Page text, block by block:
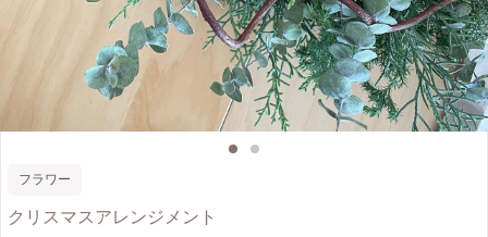
フラワー
クリスマスアレンジメント